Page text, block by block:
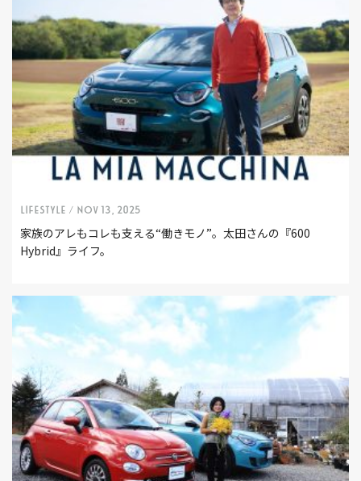
LIFESTYLE / Nov 13, 2025
家族のアレもコレも支える“働きモノ”。太田さんの『600
Hybrid』ライフ。